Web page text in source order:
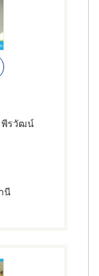
พีรวัฒน์
นี